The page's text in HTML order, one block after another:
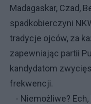
Madagaskar, Czad,
spadkobierczyni
tradycje ojców, za
zapewniając partii
kandydatom
frekwencji.
- Niemożliwe?